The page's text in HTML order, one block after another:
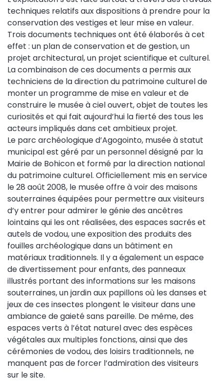
techniques relatifs aux dispositions à prendre pour la
conservation des vestiges et leur mise en valeur.
Trois documents techniques ont été élaborés à cet
effet : un plan de conservation et de gestion, un
projet architectural, un projet scientifique et culturel.
La combinaison de ces documents a permis aux
techniciens de la direction du patrimoine culturel de
monter un programme de mise en valeur et de
construire le musée à ciel ouvert, objet de toutes les
curiosités et qui fait aujourd’hui la fierté des tous les
acteurs impliqués dans cet ambitieux projet.
Le parc archéologique d’Agogointo, musée à statut
municipal est géré par un personnel désigné par la
Mairie de Bohicon et formé par la direction national
du patrimoine culturel. Officiellement mis en service
le 28 août 2008, le musée offre à voir des maisons
souterraines équipées pour permettre aux visiteurs
d’y entrer pour admirer le génie des ancêtres
lointains qui les ont réalisées, des espaces sacrés et
autels de vodou, une exposition des produits des
fouilles archéologique dans un bâtiment en
matériaux traditionnels. Il y a également un espace
de divertissement pour enfants, des panneaux
illustrés portant des informations sur les maisons
souterraines, un jardin aux papillons où les danses et
jeux de ces insectes plongent le visiteur dans une
ambiance de gaieté sans pareille. De même, des
espaces verts à l’état naturel avec des espèces
végétales aux multiples fonctions, ainsi que des
cérémonies de vodou, des loisirs traditionnels, ne
manquent pas de forcer l’admiration des visiteurs
sur le site.